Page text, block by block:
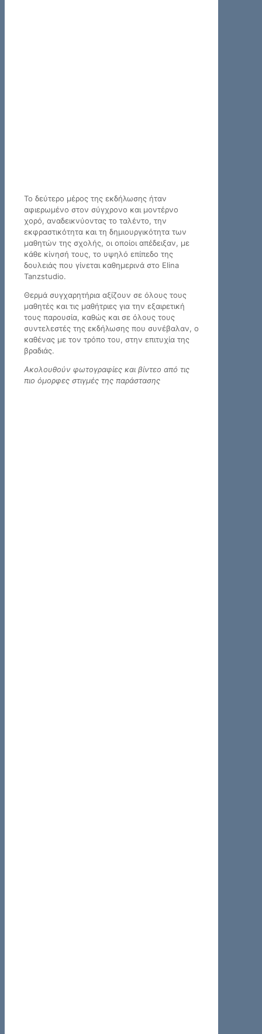
Το δεύτερο μέρος της εκδήλωσης ήταν
αφιερωμένο στον σύγχρονο και μοντέρνο
χορό, αναδεικνύοντας το ταλέντο, την
εκφραστικότητα και τη δημιουργικότητα των
μαθητών της σχολής, οι οποίοι απέδειξαν, με
κάθε κίνησή τους, το υψηλό επίπεδο της
δουλειάς που γίνεται καθημερινά στο Elina
Tanzstudio.
Θερμά συγχαρητήρια αξίζουν σε όλους τους
μαθητές και τις μαθήτριες για την εξαιρετική
τους παρουσία, καθώς και σε όλους τους
συντελεστές της εκδήλωσης που συνέβαλαν, ο
καθένας με τον τρόπο του, στην επιτυχία της
βραδιάς.
Ακολουθούν φωτογραφίες και βίντεο από τις
πιο όμορφες στιγμές της παράστασης